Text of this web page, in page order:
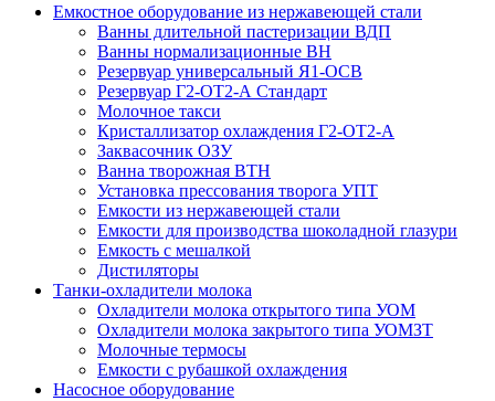
Емкостное оборудование из нержавеющей стали
Ванны длительной пастеризации ВДП
Ванны нормализационные ВН
Резервуар универсальный Я1-ОСВ
Резервуар Г2-ОТ2-А Стандарт
Молочное такси
Кристаллизатор охлаждения Г2-ОТ2-А
Заквасочник ОЗУ
Ванна творожная ВТН
Установка прессования творога УПТ
Емкости из нержавеющей стали
Емкости для производства шоколадной глазури
Емкость с мешалкой
Дистиляторы
Танки-охладители молока
Охладители молока открытого типа УОМ
Охладители молока закрытого типа УОМЗТ
Молочные термосы
Емкости с рубашкой охлаждения
Насосное оборудование